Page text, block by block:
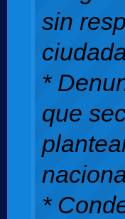
sin
*
que
*